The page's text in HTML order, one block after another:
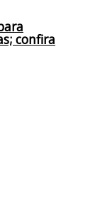
confira